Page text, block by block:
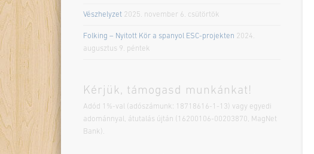
Vészhelyzet 2025. november 6. csütörtök
Folking – Nyitott Kör a spanyol ESC-projekten 2024.
augusztus 9. péntek
Kérjük, támogasd munkánkat!
Adód 1%-val (adószámunk: 18718616-1-13) vagy egyedi
adománnyal, átutalás újtán (16200106-00203870, MagNet
Bank).